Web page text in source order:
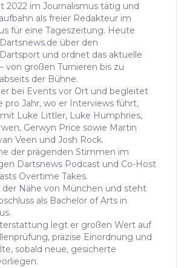
2022 im Journalismus tätig und
als freier Redakteur im
für eine Tageszeitung. Heute
über den
und ordnet das aktuelle
von großen Turnieren bis zu
der Bühne.
bei Events vor Ort und begleitet
pro Jahr, wo er Interviews führt,
Luke Littler, Luke Humphries,
Gerwyn Price sowie Martin
Veen und Josh Rock.
der prägenden Stimmen im
Dartsnews Podcast und Co-Host
Overtime Takes.
der Nähe von München und steht
als Bachelor of Arts in
legt er großen Wert auf
präzise Einordnung und
sobald neue, gesicherte